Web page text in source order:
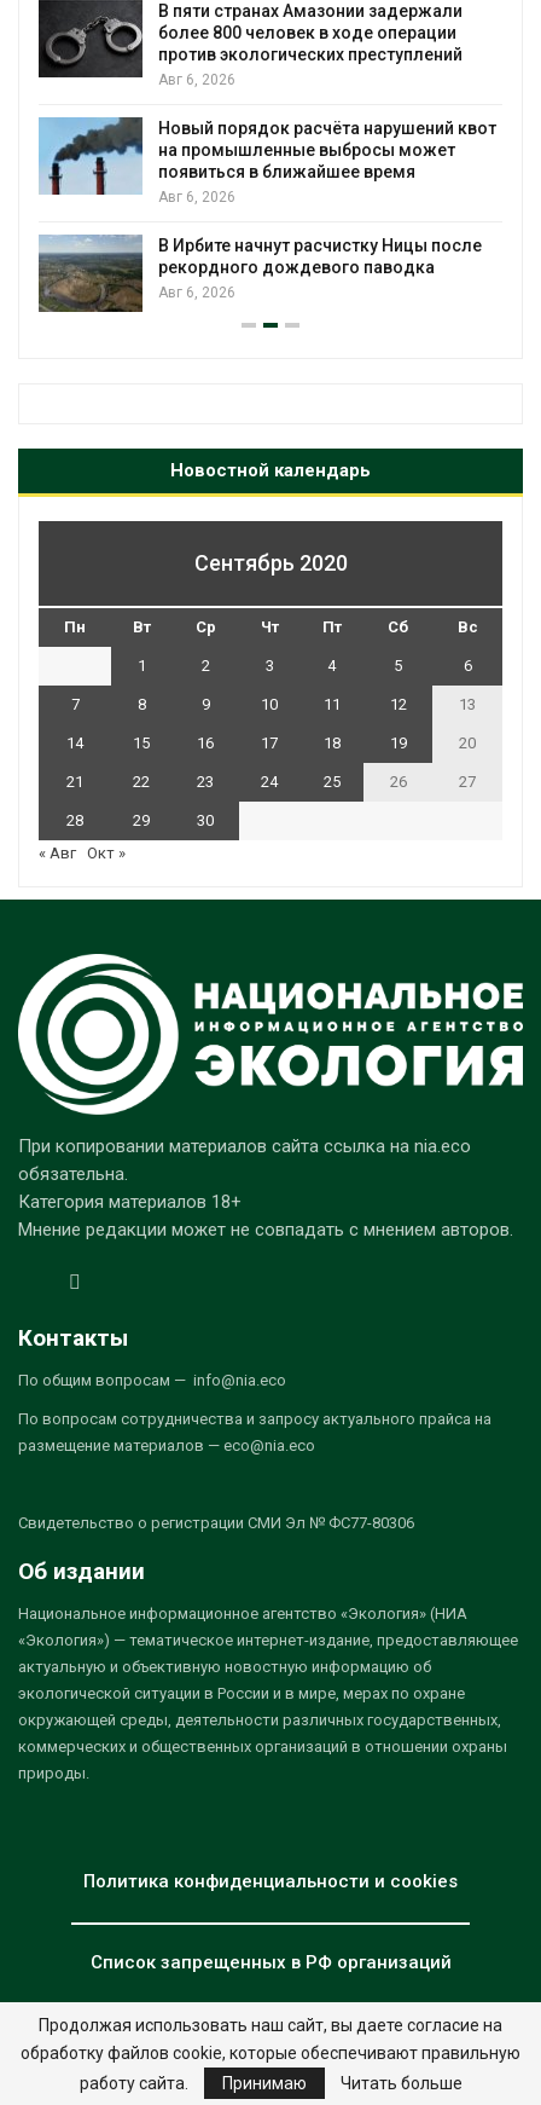
В пяти странах Амазонии задержали
более 800 человек в ходе операции
против экологических преступлений
Авг 6, 2026
Новый порядок расчёта нарушений квот
на промышленные выбросы может
появиться в ближайшее время
Авг 6, 2026
В Ирбите начнут расчистку Ницы после
рекордного дождевого паводка
Авг 6, 2026
Новостной календарь
Сентябрь 2020
Пн Вт Ср Чт Пт Сб Вс
1 2 3 4 5 6
7 8 9 10 11 12 13
14 15 16 17 18 19 20
21 22 23 24 25 26 27
28 29
30
« Авг Окт »
При копировании материалов сайта ссылка на nia.eco
обязательна.
Категория материалов 18+
Мнение редакции может не совпадать с мнением авторов.
Контакты
По общим вопросам — info@nia.eco
По вопросам сотрудничества и запросу актуального прайса на
размещение материалов — eco@nia.eco
Свидетельство о регистрации СМИ Эл № ФС77-80306
Об издании
Национальное информационное агентство «Экология» (НИА
«Экология») — тематическое интернет-издание, предоставляющее
актуальную и объективную новостную информацию об
экологической ситуации в России и в мире, мерах по охране
окружающей среды, деятельности различных государственных,
коммерческих и общественных организаций в отношении охраны
природы.
Политика конфиденциальности и cookies
Список запрещенных в РФ организаций
© 2026 - НИА "Экология". Все права защищены. Дизайн:nia.eco
Продолжая использовать наш сайт, вы даете согласие на
обработку файлов cookie, которые обеспечивают правильную
работу сайта.
Принимаю Читать больше